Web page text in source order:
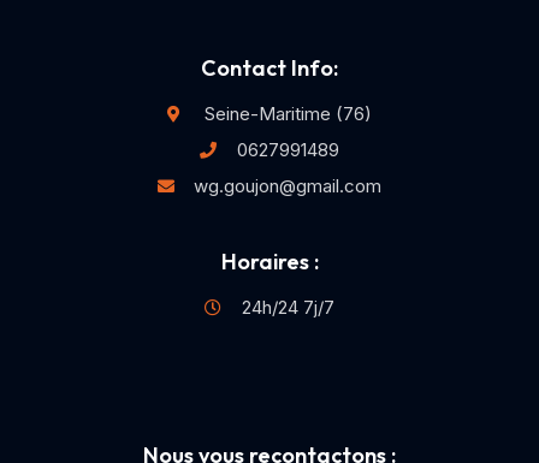
Contact Info:
Seine-Maritime (76)
0627991489
wg.goujon@gmail.com
Horaires :
24h/24 7j/7
Nous vous recontactons :